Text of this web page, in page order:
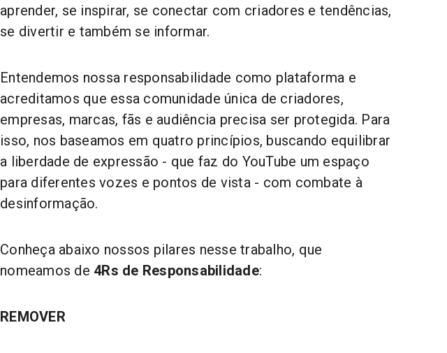
aprender, se inspirar, se conectar com criadores e tendências,
se divertir e também se informar.
Entendemos nossa responsabilidade como plataforma e
acreditamos que essa comunidade única de criadores,
empresas, marcas, fãs e audiência precisa ser protegida. Para
isso, nos baseamos em quatro princípios, buscando equilibrar
a liberdade de expressão - que faz do YouTube um espaço
para diferentes vozes e pontos de vista - com combate à
desinformação.
Conheça abaixo nossos pilares nesse trabalho, que
nomeamos de 4Rs de Responsabilidade:
REMOVER